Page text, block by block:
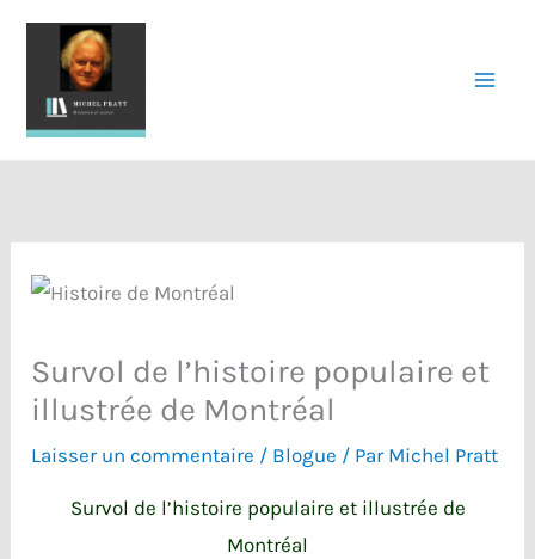
Aller
contenu
Survol de l’histoire populaire et
illustrée de Montréal
Laisser un commentaire / Blogue / Par Michel Pratt
Survol de l’histoire populaire et illustrée de
Montréal